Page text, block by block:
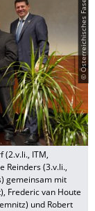
(2.v.li., ITM,
Reinders (3.v.li.,
gemeinsam mit
Frederic van Houte
und Robert